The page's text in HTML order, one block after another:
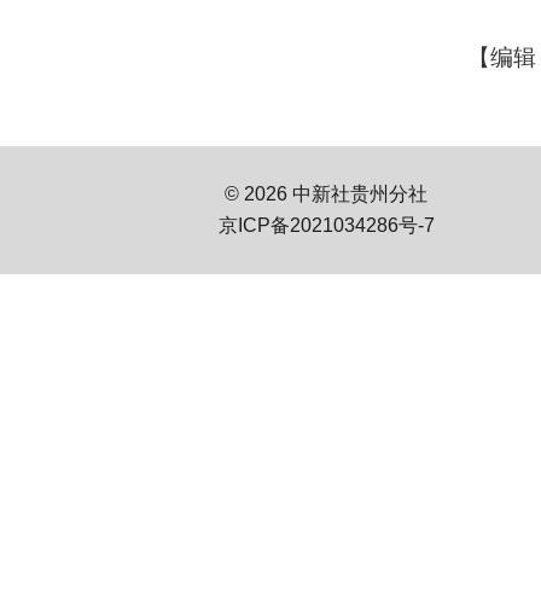
【编
© 2026 中新社贵州分社
京ICP备2021034286号-7